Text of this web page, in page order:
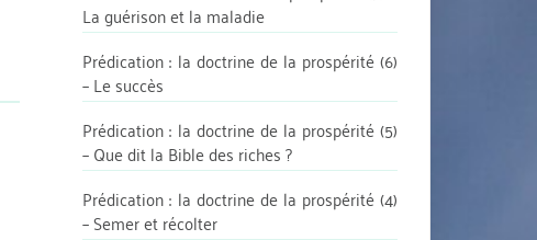
La guérison et la maladie
Prédication : la doctrine de la prospérité (6)
– Le succès
Prédication : la doctrine de la prospérité (5)
– Que dit la Bible des riches ?
Prédication : la doctrine de la prospérité (4)
– Semer et récolter